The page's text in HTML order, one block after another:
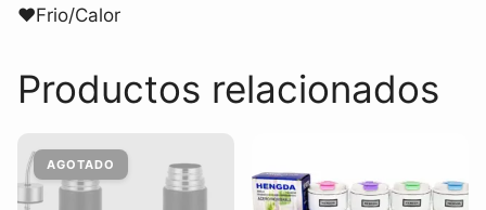
♥Frio/Calor
Productos relacionados